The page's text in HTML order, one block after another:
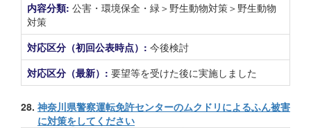
内容分類: 公害・環境保全・緑＞野生動物対策＞野生動物
対策
対応区分（初回公表時点）: 今後検討
対応区分（最新）: 要望等を受けた後に実施しました
28. 神奈川県警察運転免許センターのムクドリによるふん被害
に対策をしてください